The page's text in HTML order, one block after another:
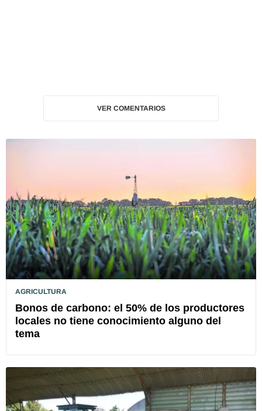
VER COMENTARIOS
AGRICULTURA
Bonos de carbono: el 50% de los productores
locales no tiene conocimiento alguno del
tema